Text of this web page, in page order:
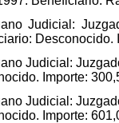
Judicial:
Desconocido.
Judicial:
Importe:
Judicial:
Importe: